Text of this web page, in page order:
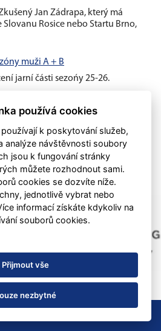
Jan Zádrapa, který má
Rosice nebo Startu Brno,
muži A + B
jarní části sezońy 25-26.
žáci + dorost
používá cookies
k poskytování služeb,
analýze návštěvnosti soubory
jsou k fungování stránky
můžete rozhodnout sami.
cookies se dozvíte níže.
jednotlivě vybrat nebo
informací získáte kdykoliv na
souborů cookies.
Přijmout vše
nezbytné